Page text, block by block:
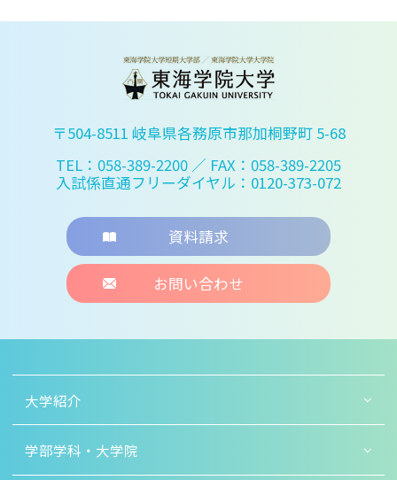
〒504-8511 岐阜県各務原市那加桐野町 5-68
TEL：058-389-2200 ／ FAX：058-389-2205
入試係直通フリーダイヤル：0120-373-072
資料請求
お問い合わせ
大学紹介
学部学科・大学院